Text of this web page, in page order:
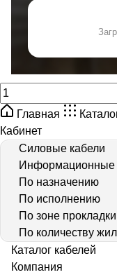
Главная
Кабинет
Силовые кабели
Информационные
По назначению
По исполнению
По зоне прокладки
По количеству жил
Каталог кабелей
Компания